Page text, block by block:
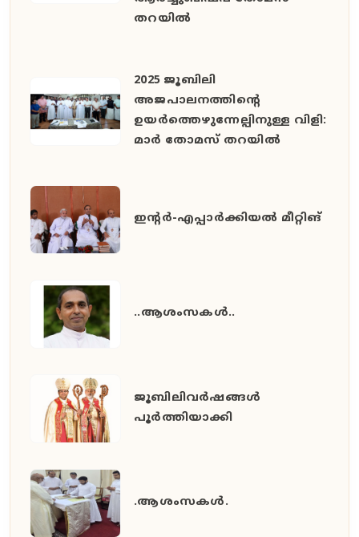
തറയിൽ
2025 ജൂബിലി
അജപാലനത്തിന്റെ
ഉയർത്തെഴുന്നേല്പിനുള്ള വിളി:
മാർ തോമസ് തറയിൽ
ഇൻ്റർ-എപ്പാർക്കിയൽ മീറ്റിങ്
..ആശംസകൾ..
ജൂബിലിവർഷങ്ങൾ
പൂർത്തിയാക്കി
.ആശംസകൾ.